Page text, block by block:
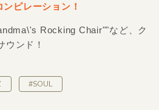
ピレーション！
Rocking Chair""など、ク
ウンド！
#SOUL